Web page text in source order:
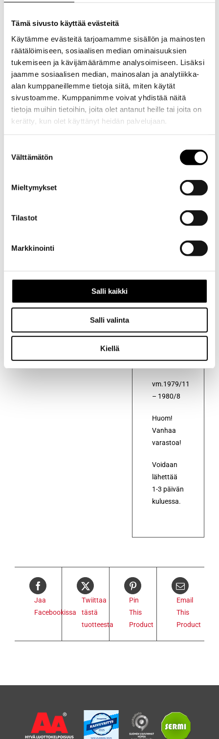
Tämä sivusto käyttää evästeitä
Käytämme evästeitä tarjoamamme sisällön ja mainosten
räätälöimiseen, sosiaalisen median ominaisuuksien
tukemiseen ja kävijämäärämme analysoimiseen. Lisäksi
jaamme sosiaalisen median, mainosalan ja analytiikka-
alan kumppaneillemme tietoja siitä, miten käytät
sivustoamme. Kumppanimme voivat yhdistää näitä
tietoja muihin tietoihin, joita olet antanut heille tai joita on
kerätty, kun olet käyttänyt heidän palvelujaan.
valinta
Välttämätön
Mieltymykset
Tilastot
Markkinointi
Salli kaikki
Salli valinta
Kiellä
autoon
KP60,
KP62
vm.1979/11
– 1980/8
Huom!
Vanhaa
varastoa!
Voidaan
lähettää
1-3 päivän
kuluessa.
Jaa
Facebookissa
Twiittaa
tästä
tuotteesta
Pin
This
Product
Email
This
Product